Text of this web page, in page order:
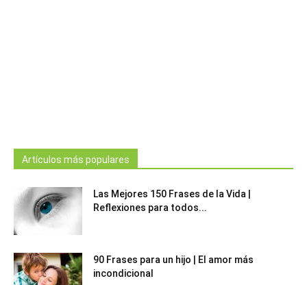
Artículos más populares
Las Mejores 150 Frases de la Vida |
Reflexiones para todos...
90 Frases para un hijo | El amor más
incondicional